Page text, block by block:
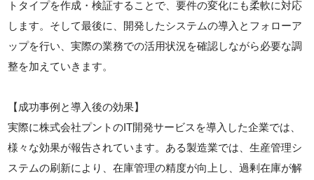
トタイプを作成・検証することで、要件の変化にも柔軟に対応
します。そして最後に、開発したシステムの導入とフォローア
ップを行い、実際の業務での活用状況を確認しながら必要な調
整を加えていきます。
【成功事例と導入後の効果】
実際に株式会社プントのIT開発サービスを導入した企業では、
様々な効果が報告されています。ある製造業では、生産管理シ
ステムの刷新により、在庫管理の精度が向上し、過剰在庫が解